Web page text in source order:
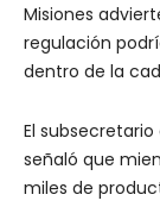
Misiones
regulación
dentro de la
El
señaló que
miles de